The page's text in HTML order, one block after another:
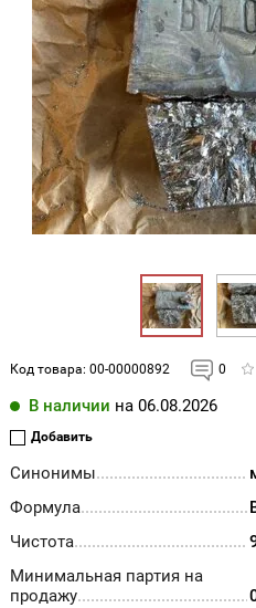
Код товара: 00-00000892 0
В наличии на 06.08.2026
Добавить
Синонимы
Формула
Чистота
Минимальная партия на
продажу